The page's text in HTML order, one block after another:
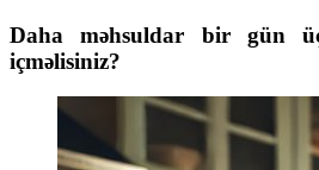
Daha məhsuldar bir gün
içməlisiniz?